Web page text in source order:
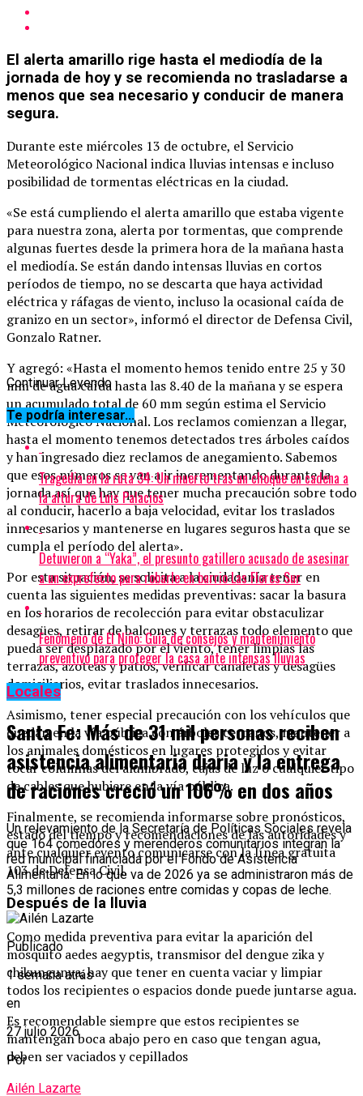
El alerta amarillo rige hasta el mediodía de la
jornada de hoy y se recomienda no trasladarse a
menos que sea necesario y conducir de manera
segura.
Durante este miércoles 13 de octubre, el Servicio
Meteorológico Nacional indica lluvias intensas e incluso
posibilidad de tormentas eléctricas en la ciudad.
«Se está cumpliendo el alerta amarillo que estaba vigente
para nuestra zona, alerta por tormentas, que comprende
algunas fuertes desde la primera hora de la mañana hasta
el mediodía. Se están dando intensas lluvias en cortos
períodos de tiempo, no se descarta que haya actividad
eléctrica y ráfagas de viento, incluso la ocasional caída de
granizo en un sector», informó el director de Defensa Civil,
Gonzalo Ratner.
Y agregó: «Hasta el momento hemos tenido entre 25 y 30
mm de agua caída hasta las 8.40 de la mañana y se espera
un acumulado total de 60 mm según estima el Servicio
Meteorológico Nacional. Los reclamos comienzan a llegar,
hasta el momento tenemos detectados tres árboles caídos
y han ingresado diez reclamos de anegamiento. Sabemos
que esos números se van a ir incrementando durante la
jornada así que hay que tener mucha precaución sobre todo
al conducir, hacerlo a baja velocidad, evitar los traslados
innecesarios y mantenerse en lugares seguros hasta que se
cumpla el período del alerta».
Por esta situación, se solicita a la ciudadanía tener en
cuenta las siguientes medidas preventivas: sacar la basura
en los horarios de recolección para evitar obstaculizar
desagües, retirar de balcones y terrazas todo elemento que
pueda ser desplazado por el viento, tener limpias las
terrazas, azoteas y patios, verificar canaletas y desagües
domiciliarios, evitar traslados innecesarios.
Asimismo, tener especial precaución con los vehículos que
quedan en la vía pública con árboles cercanos, mantener a
los animales domésticos en lugares protegidos y evitar
tocar columnas del alumbrado, cajas de luz o cualquier tipo
de cables que hubiere en la vía pública.
Finalmente, se recomienda informarse sobre pronósticos,
estado del tiempo y recomendaciones de las autoridades y
ante cualquier evento comunicarse con la línea gratuita
103 de Defensa Civil.
Después de la lluvia
Como medida preventiva para evitar la aparición del
mosquito aedes aegyptis, transmisor del dengue zika y
chikungunya, hay que tener en cuenta vaciar y limpiar
todos los recipientes o espacios donde puede juntarse agua.
Es recomendable siempre que estos recipientes se
mantengan boca abajo pero en caso que tengan agua,
deben ser vaciados y cepillados
Continuar Leyendo
Te podría interesar...
Tragedia en la ruta 34: Un muerto tras un choque en cadena a
la altura de Luis Palacios
Detuvieron a “Yaka”, el presunto gatillero acusado de asesinar
a un exprefecto para robarle en barrio Las Flores Sur
Fenómeno de El Niño: Guía de consejos y mantenimiento
preventivo para proteger la casa ante intensas lluvias
Locales
Santa Fe: Más de 31 mil personas reciben
asistencia alimentaria diaria y la entrega
de raciones creció un 106% en dos años
Un relevamiento de la Secretaría de Políticas Sociales revela
que 164 comedores y merenderos comunitarios integran la
red municipal financiada por el Fondo de Asistencia
Alimentaria. En lo que va de 2026 ya se administraron más de
5,3 millones de raciones entre comidas y copas de leche.
Publicado
1 semana atrás
en
27 julio 2026
Por
Ailén Lazarte